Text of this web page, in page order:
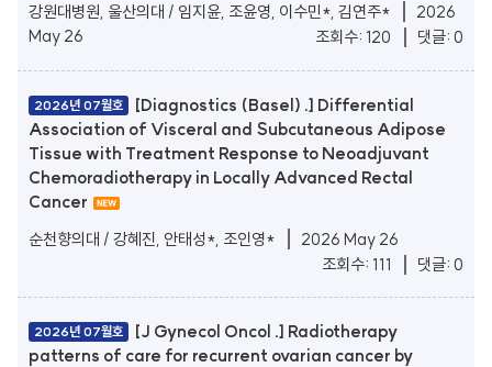
강원대병원, 울산의대 / 임지윤, 조윤영, 이수민*, 김연주*
2026
May 26
댓글: 0
조회수: 120
2026년 07월호
[Diagnostics (Basel) .] Differential
Association of Visceral and Subcutaneous Adipose
Tissue with Treatment Response to Neoadjuvant
Chemoradiotherapy in Locally Advanced Rectal
Cancer
순천향의대 / 강혜진, 안태성*, 조인영*
2026 May 26
댓글: 0
조회수: 111
2026년 07월호
[J Gynecol Oncol .] Radiotherapy
patterns of care for recurrent ovarian cancer by